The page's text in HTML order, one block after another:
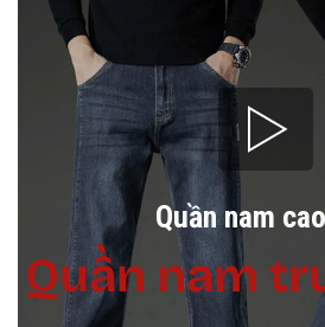
Quần nam
Quần nam